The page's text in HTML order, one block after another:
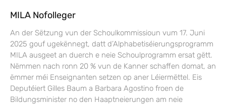
MILA Nofolleger
An der Sëtzung vun der Schoulkommissioun vum 17. Juni
2025 gouf ugekënnegt, datt d’Alphabetiséierungsprogramm
MILA ausgeet an duerch e neie Schoulprogramm ersat gëtt.
Nëmmen nach ronn 20 % vun de Kanner schaffen domat, an
ëmmer méi Enseignanten setzen op aner Léiermëttel. Eis
Deputéiert Gilles Baum a Barbara Agostino froen de
Bildungsminister no den Haaptneierungen am neie